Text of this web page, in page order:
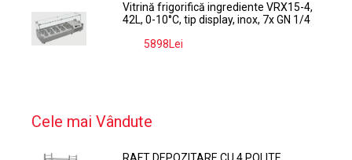
Vitrină frigorifică ingrediente VRX15-4,
42L, 0-10°C, tip display, inox, 7x GN 1/4
5898Lei
Cele mai Vândute